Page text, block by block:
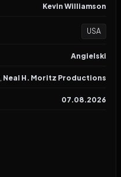
Kevin Williamson
USA
Angielski
, Neal H. Moritz Productions
07.08.2026